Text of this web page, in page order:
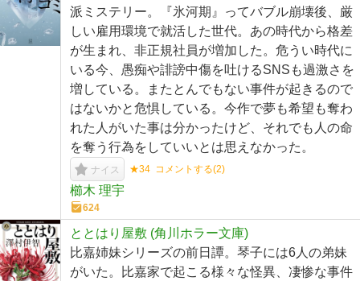
派ミステリー。『氷河期』ってバブル崩壊後、厳
しい雇用環境で就活した世代。あの時代から格差
が生まれ、非正規社員が増加した。危うい時代に
いる今、愚痴や誹謗中傷を吐けるSNSも過激さを
増している。またとんでもない事件が起きるので
はないかと危惧している。今作で夢も希望も奪わ
れた人がいた事は分かったけど、それでも人の命
を奪う行為をしていいとは思えなかった。
ナイス ★34 コメントする(2)
櫛木 理宇
624
ととはり屋敷 (角川ホラー文庫)
比嘉姉妹シリーズの前日譚。琴子には6人の弟妹
がいた。比嘉家で起こる様々な怪異、凄惨な事件